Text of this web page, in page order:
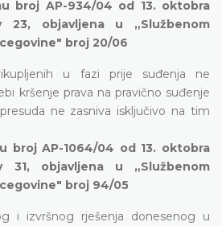
broj AP-934/04 od 13. oktobra
23, objavljena u „Službenom
broj 20/06
u fazi prije suđenja ne
kršenje prava na pravično suđenje
ne zasniva isključivo na tim
broj AP-1064/04 od 13. oktobra
31, objavljena u „Službenom
broj 94/05
i izvršnog rješenja donesenog u